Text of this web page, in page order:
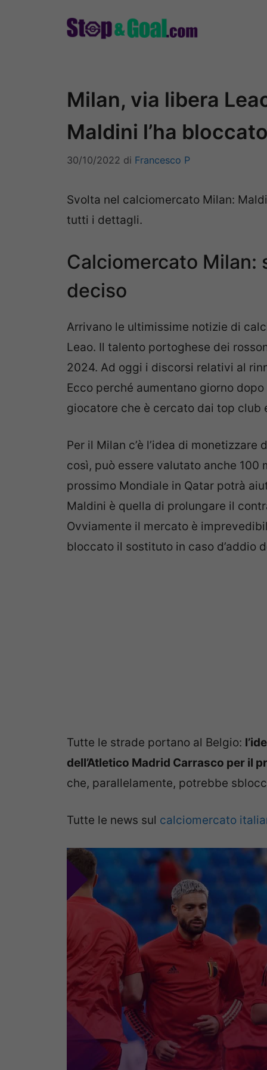
Milan, via libera
Maldini l’ha bloccato
30/10/2022 di Francesco P
Svolta nel calciomercato Milan:
tutti i dettagli.
Calciomercato Milan:
deciso
Arrivano le ultimissime notizie di
Leao. Il talento portoghese dei
2024. Ad oggi i discorsi relativi al
Ecco perché aumentano giorno
giocatore che è cercato dai top club
Per il Milan c’è l’idea di
così, può essere valutato anche 100
prossimo Mondiale in Qatar potrà
Maldini è quella di prolungare il
Ovviamente il mercato è
bloccato il sostituto in caso d’addio
Tutte le strade portano al Belgio:
dell’Atletico Madrid Carrasco per il
che, parallelamente, potrebbe
Tutte le news sul calciomercato